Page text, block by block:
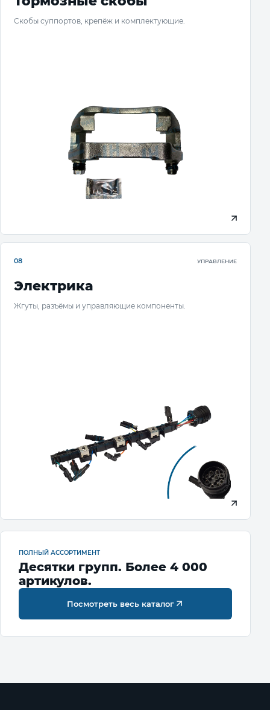
Скобы суппортов, крепёж и комплектующие.
08 УПРАВЛЕНИЕ
Электрика
Жгуты, разъёмы и управляющие компоненты.
ПОЛНЫЙ АССОРТИМЕНТ
Десятки групп. Более 4 000
артикулов.
Посмотреть весь каталог